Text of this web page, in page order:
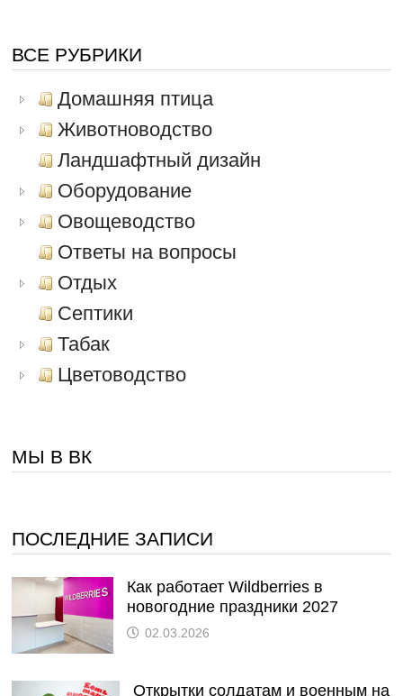
ВСЕ РУБРИКИ
Домашняя птица
Животноводство
Ландшафтный дизайн
Оборудование
Овощеводство
Ответы на вопросы
Отдых
Септики
Табак
Цветоводство
МЫ В ВК
ПОСЛЕДНИЕ ЗАПИСИ
Как работает Wildberries в
новогодние праздники 2027
02.03.2026
Открытки солдатам и военным на